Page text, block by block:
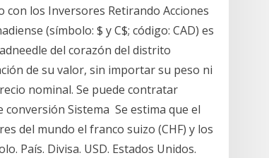
con los Inversores Retirando Acciones
(símbolo: $ y C$; código: CAD) es
del corazón del distrito
de su valor, sin importar su peso ni
nominal. Se puede contratar
conversión Sistema Se estima que el
del mundo el franco suizo (CHF) y los
País. Divisa. USD. Estados Unidos.